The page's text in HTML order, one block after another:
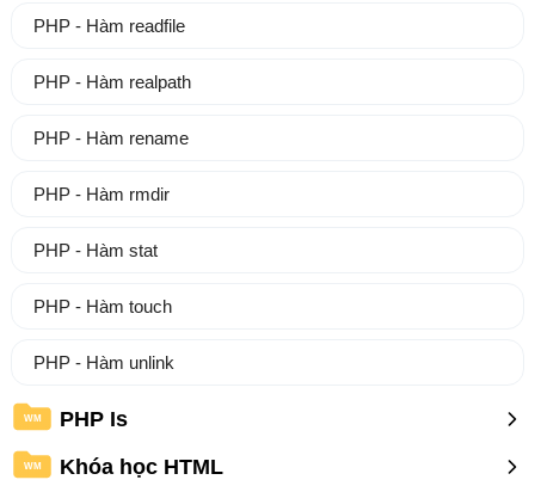
PHP - Hàm readfile
PHP - Hàm realpath
PHP - Hàm rename
PHP - Hàm rmdir
PHP - Hàm stat
PHP - Hàm touch
PHP - Hàm unlink
WM PHP Is
WM Khóa học HTML